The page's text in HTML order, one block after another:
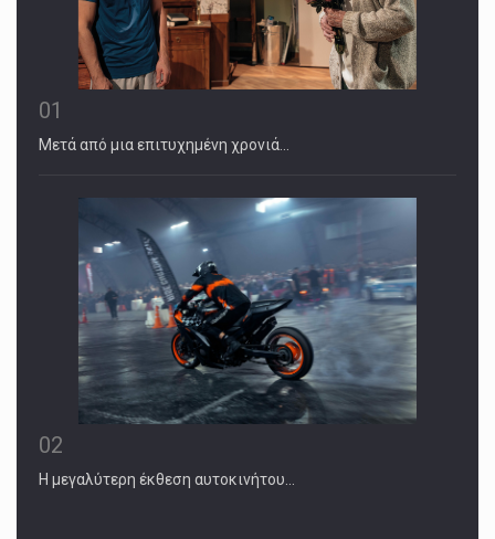
01
Μετά από μια επιτυχημένη χρονιά…
02
Η μεγαλύτερη έκθεση αυτοκινήτου…